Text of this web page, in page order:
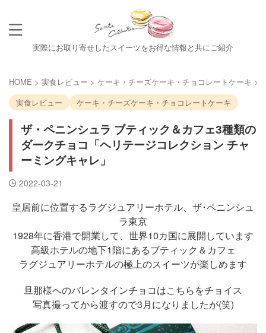
実際にお取り寄せしたスイーツをお得な情報と共にご紹介
HOME > 実食レビュー > ケーキ・チーズケーキ・チョコレートケーキ >
実食レビュー
ケーキ・チーズケーキ・チョコレートケーキ
ザ・ペニンシュラ ブティック＆カフェ3種類の
ダークチョコ「ヘリテージコレクション チャ
ーミングキャレ」
2022-03-21
皇居前に位置するラグジュアリーホテル、ザ･ペニンシュ
ラ東京
1928年に香港で開業して、世界10カ国に展開しています
高級ホテルの地下1階にあるブティック＆カフェ
ラグジュアリーホテルの極上のスイーツが楽しめます
旦那様へのバレンタインチョコはこちらをチョイス
写真撮ってから渡すので3月になりましたが(笑)